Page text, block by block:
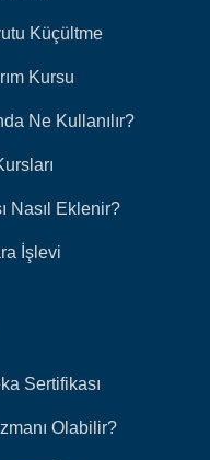
Küçültme
Kursu
Ne Kullanılır?
Nasıl Eklenir?
İşlevi
Sertifikası
Olabilir?